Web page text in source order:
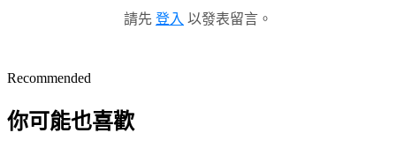
請先 登入 以發表留言。
Recommended
你可能也喜歡